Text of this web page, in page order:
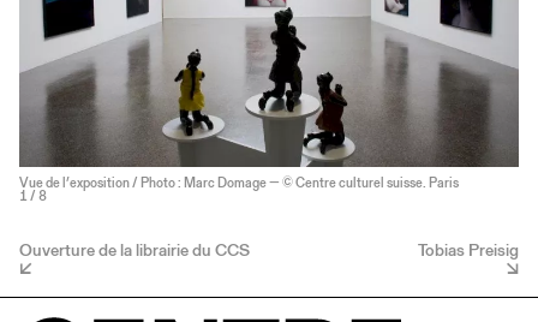
Vue de l’exposition / Photo : Marc Domage — © Centre culturel suisse. Paris
1 / 8
Ouverture de la librairie du CCS Tobias Preisig